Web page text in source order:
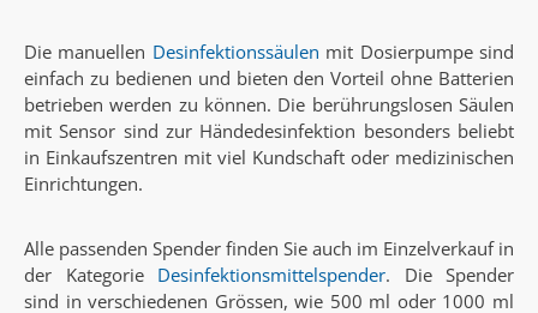
Die manuellen Desinfektionssäulen mit Dosierpumpe sind
einfach zu bedienen und bieten den Vorteil ohne Batterien
betrieben werden zu können. Die berührungslosen Säulen
mit Sensor sind zur Händedesinfektion besonders beliebt
in Einkaufszentren mit viel Kundschaft oder medizinischen
Einrichtungen.
Alle passenden Spender finden Sie auch im Einzelverkauf in
der Kategorie Desinfektionsmittelspender. Die Spender
sind in verschiedenen Grössen, wie 500 ml oder 1000 ml